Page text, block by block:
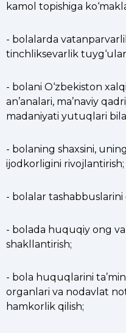
kamol topishiga
- bolalarda
tinchliksevarlik
- bolani O‘zbekiston
an’analari, ma’naviy
madaniyati yutuqlari
- bolaning shaxsini,
ijodkorligini rivojlantirish;
- bolalar tashabbuslarini
- bolada huquqiy ong
shakllantirish;
- bola huquqlarini
organlari va nodavlat
hamkorlik qilish;